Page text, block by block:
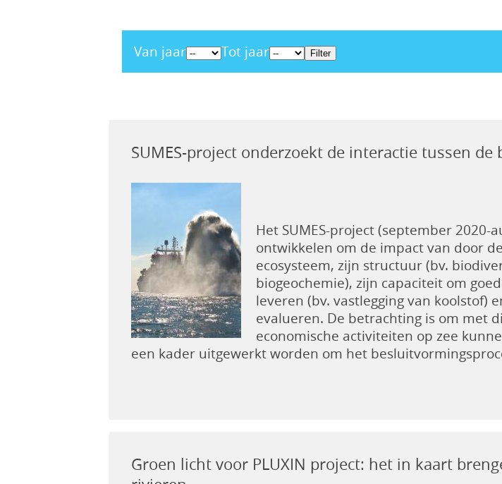
Van jaar Tot jaar
SUMES-project onderzoekt de interactie tussen
Het SUMES-project (september
ontwikkelen om de impact van door
ecosysteem, zijn structuur (bv.
biogeochemie), zijn capaciteit om
leveren (bv. vastlegging van koolstof)
evalueren. De betrachting is om met
economische activiteiten op zee
een kader uitgewerkt worden om het
Groen licht voor PLUXIN project: het in kaart